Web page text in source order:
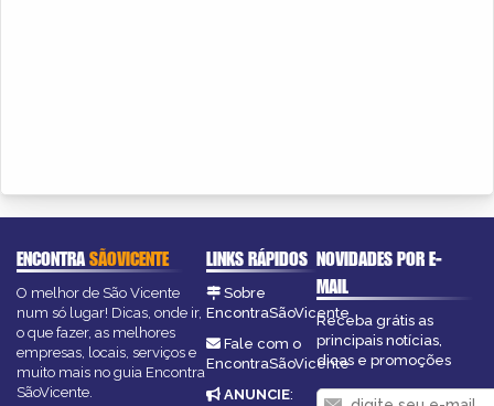
ENCONTRASÃOVICENTE
O melhor de São Vicente
num só lugar! Dicas, onde ir,
o que fazer, as melhores
empresas, locais, serviços e
muito mais no guia Encontra
SãoVicente.
LINKS RÁPIDOS
Sobre
EncontraSãoVicente
Fale com o
EncontraSãoVicente
ANUNCIE:
NOVIDADES POR E-
MAIL
Receba grátis as
principais notícias,
dicas e promoções